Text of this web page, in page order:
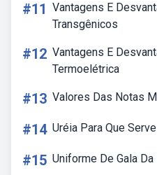
#11 Vantagens E
Transgênicos
#12 Vantagens E
Termoelétrica
#13 Valores Das Notas
#14 Uréia Para Que Serve
#15 Uniforme De Gala Da